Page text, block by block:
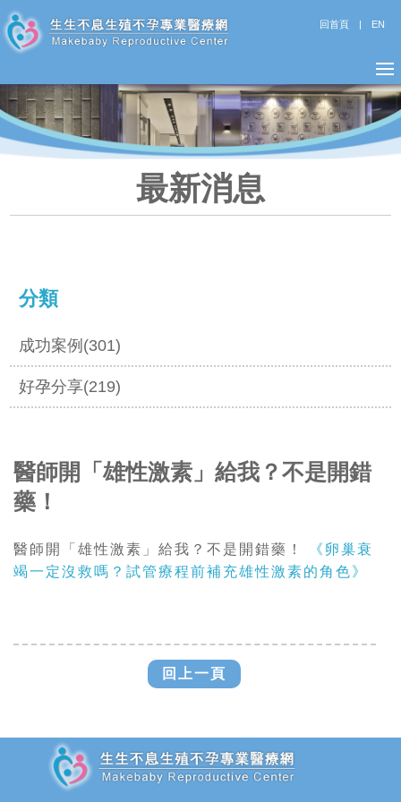
回首頁| EN
最新消息
分類
成功案例(301)
好孕分享(219)
醫師開「雄性激素」給我？不是開錯
藥！
醫師開「雄性激素」給我？不是開錯藥！
《卵巢衰
竭一定沒救嗎？試管療程前補充雄性激素的角色》
回上一頁